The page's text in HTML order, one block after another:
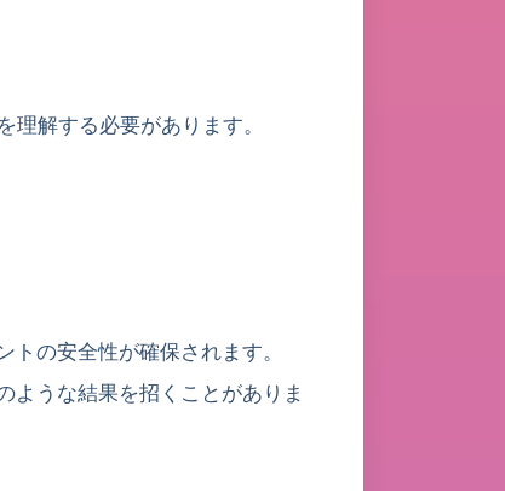
解する必要があります。
の安全性が確保されます。
ような結果を招くことがありま